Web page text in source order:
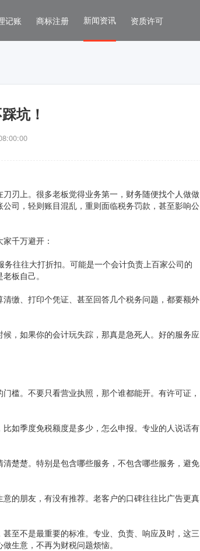
记账 商标注册 新闻资讯 资质许可
坑！
刃上。很多老板觉得业务第一，财务随便找个人做做
司，轻则账目混乱，重则面临税务罚款，甚至影响公
千万避开：
往往大打折扣。可能是一个会计负责上百家公司的
板自己。
缴、打印个凭证、甚至回答几个税务问题，都要额外
，如果你的会计玩失踪，那真是急死人。好的服务应
槛。不要只看营业执照，那个谁都能开。有许可证，
如季度免税额度是多少，怎么申报。专业的人说话有
楚楚。特别是包含哪些服务，不包含哪些服务，避免
的朋友，有没有推荐。老客户的口碑往往比广告更真
至不是最重要的标准。专业、负责、响应及时，这三
生意，不再为财税问题烦恼。